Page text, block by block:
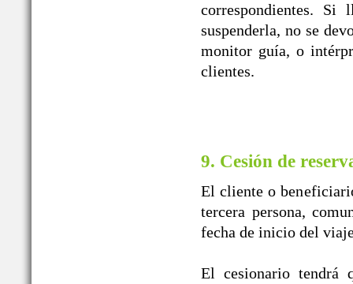
correspondientes. Si
suspenderla, no se
monitor guía, o
clientes.
9. Cesión de
El cliente o
tercera persona,
fecha de inicio del
El cesionario tendrá